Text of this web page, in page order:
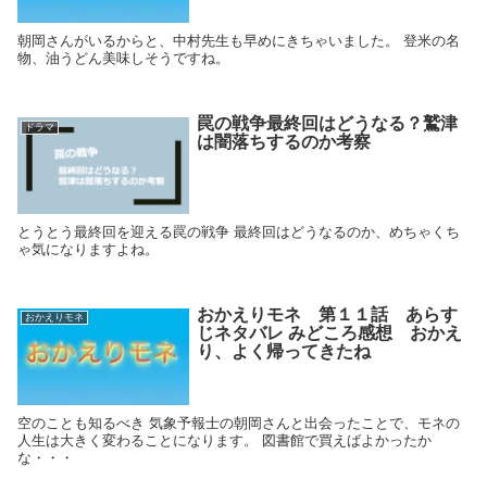
朝岡さんがいるからと、中村先生も早めにきちゃいました。 登米の名
物、油うどん美味しそうですね。
ドラマ
罠の戦争最終回はどうなる？鷲津
は闇落ちするのか考察
とうとう最終回を迎える罠の戦争 最終回はどうなるのか、めちゃくち
ゃ気になりますよね。
おかえりモネ
おかえりモネ 第１１話 あらす
じネタバレ みどころ感想 おかえ
り、よく帰ってきたね
空のことも知るべき 気象予報士の朝岡さんと出会ったことで、モネの
人生は大きく変わることになります。 図書館で買えばよかったか
な・・・